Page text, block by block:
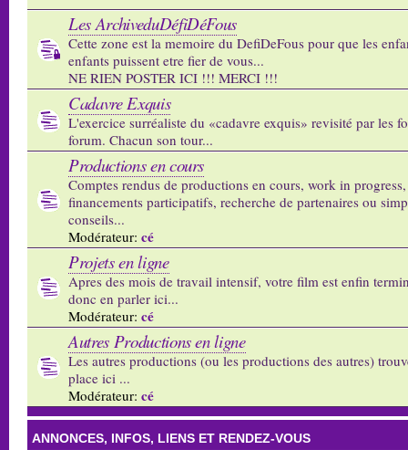
Les ArchiveduDéfiDéFous
Cette zone est la memoire du DefiDeFous pour que les
enfants puissent etre fier de vous...
NE RIEN POSTER ICI !!! MERCI !!!
Cadavre Exquis
L'exercice surréaliste du «cadavre exquis» revisité par les
forum. Chacun son tour...
Productions en cours
Comptes rendus de productions en cours, work in
financements participatifs, recherche de partenaires ou
conseils...
Modérateur: cé
Projets en ligne
Apres des mois de travail intensif, votre film est enfin
donc en parler ici...
Modérateur: cé
Autres Productions en ligne
Les autres productions (ou les productions des autres)
place ici ...
Modérateur: cé
ANNONCES, INFOS, LIENS ET RENDEZ-VOUS